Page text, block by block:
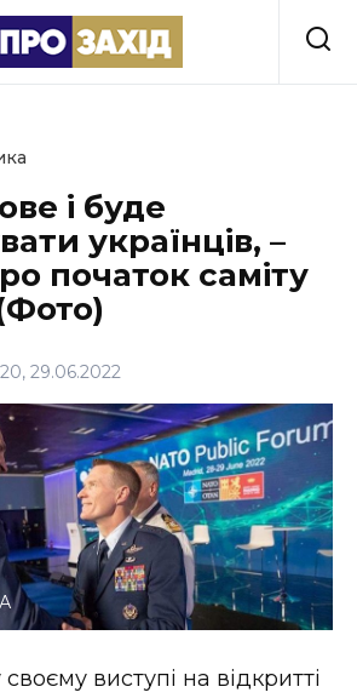
(відеоверсія)
і буде
українців, –
початок саміту
29.06.2022
виступі на відкритті